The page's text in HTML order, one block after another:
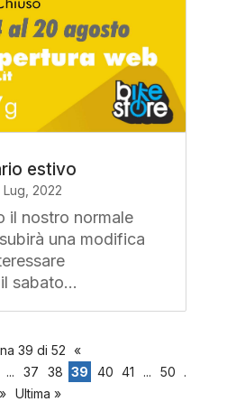
estivo
Lug, 2022
il nostro normale
una modifica
sabato...
39 di 52 «
... 37 38 39 40 41 ... 50
.
» Ultima »